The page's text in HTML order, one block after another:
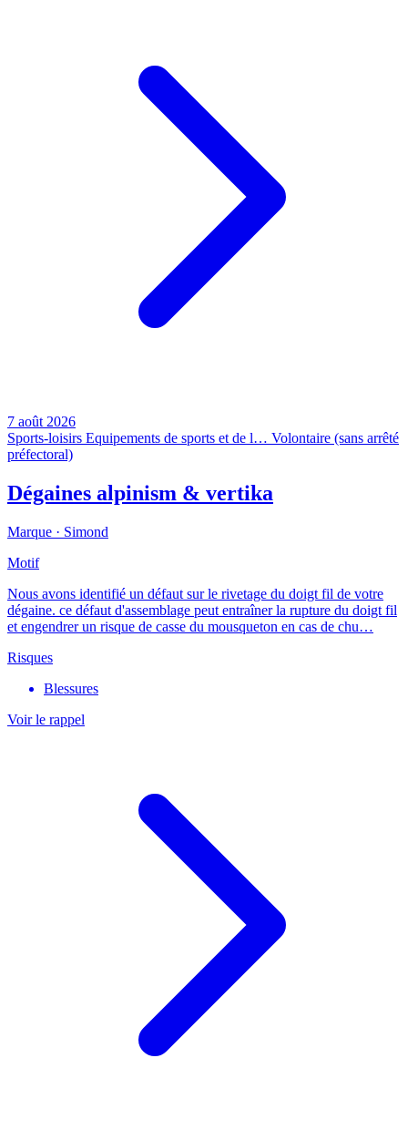
7 août 2026
Sports-loisirs Equipements de sports et de l… Volontaire (sans arrêté
préfectoral)
Dégaines alpinism & vertika
Marque · Simond
Motif
Nous avons identifié un défaut sur le rivetage du doigt fil de votre
dégaine. ce défaut d'assemblage peut entraîner la rupture du doigt fil
et engendrer un risque de casse du mousqueton en cas de chu…
Risques
Blessures
Voir le rappel